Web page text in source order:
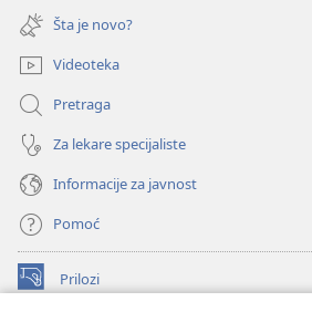
novi
prozor)
Šta je novo?
Videoteka
Pretraga
Za lekare specijaliste
Informacije za javnost
Pomoć
Prilozi
(otvara